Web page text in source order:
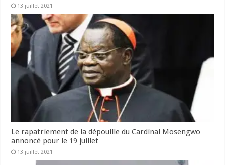
13 juillet 2021
Le rapatriement de la dépouille du Cardinal Mosengwo
annoncé pour le 19 juillet
13 juillet 2021